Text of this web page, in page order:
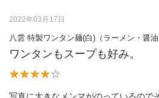
2022年03月17日
八雲 特製ワンタン麺(白)（ラーメン・醤油
ワンタンもスープも好み。
写真に大きなメンマがのっているので